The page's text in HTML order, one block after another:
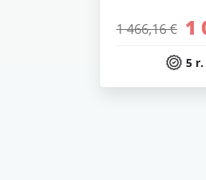
1 466,16 € 1
5